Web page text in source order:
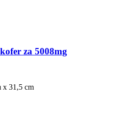
za 5008mg
x 31,5 cm